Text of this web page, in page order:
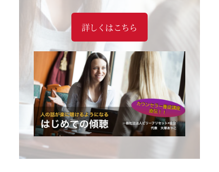
詳しくはこちら